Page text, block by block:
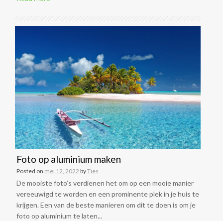
Foto op aluminium maken
Posted on mei 12, 2022 byTies
De mooiste foto’s verdienen het om op een mooie manier
vereeuwigd te worden en een prominente plek in je huis te
krijgen. Een van de beste manieren om dit te doen is om je
foto op aluminium te laten...